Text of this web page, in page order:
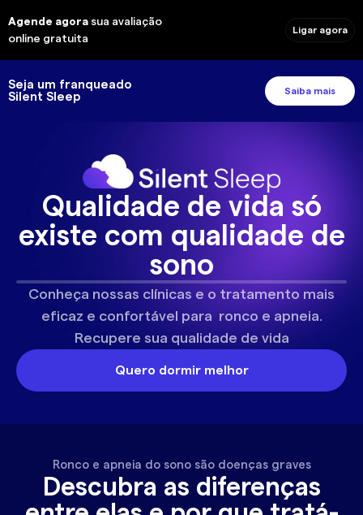
Agende agora sua avaliação
online gratuita
Ligar agora
Seja um franqueado
Silent Sleep
Saiba mais
Qualidade de vida só
existe com qualidade de
sono
Conheça nossas clínicas e o tratamento mais
eficaz e confortável para ronco e apneia.
Recupere sua qualidade de vida
Quero dormir melhor
Ronco e apneia do sono são doenças graves
Descubra as diferenças